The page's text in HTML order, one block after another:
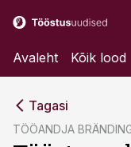
Avaleht Kõik lood
Tagasi
TÖÖANDJA